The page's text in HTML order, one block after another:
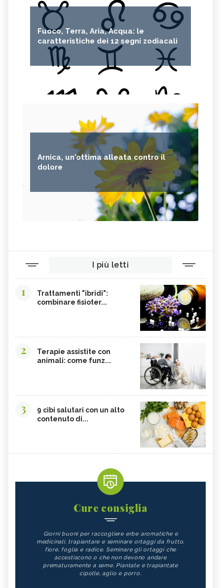
Fuoco, Terra, Aria, Acqua: le
caratteristiche dei 12 segni zodiacali
Arnica, un'ottima alleata contro il
dolore
I più letti
1
Trattamenti "ibridi":
combinare fisioter...
2
Terapie assistite con
animali: come funz...
3
9 cibi salutari con un alto
contenuto di...
Cure consiglia
Giorni buoni per raccogliere erbe aromatiche e
medicinali, trapiantare e seminare ortaggi da frutto,
fiore, foglia e radice. Seminare gli ortaggi che
accestiscono o che non devono andare
prematuramente a seme. Piantate e trapiantate
cipolle, aglio e porro.